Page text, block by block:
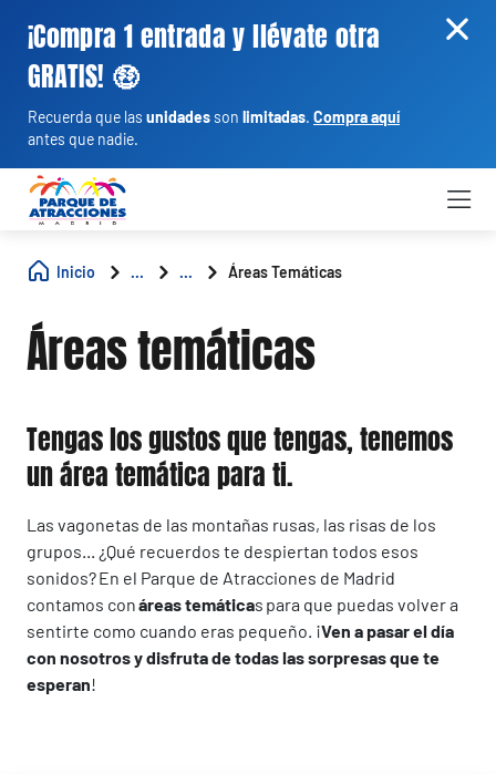
¡Compra 1 entrada y llévate otra
GRATIS! 🤑
Recuerda que las unidadesson limitadas. Compra aquí
antes que nadie.
Inicio ... ... Áreas Temáticas
Áreas temáticas
Tengas los gustos que tengas, tenemos
un área temática para ti.
Las vagonetas de las montañas rusas, las risas de los
grupos... ¿Qué recuerdos te despiertan todos esos
sonidos? En el Parque de Atracciones de Madrid
contamos conáreas temáticas para que puedas volver a
sentirte como cuando eras pequeño. ¡Ven a pasar el día
con nosotros y disfruta de todas las sorpresas que te
esperan!